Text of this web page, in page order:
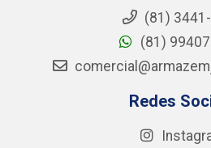
(81)
(81)
Redes